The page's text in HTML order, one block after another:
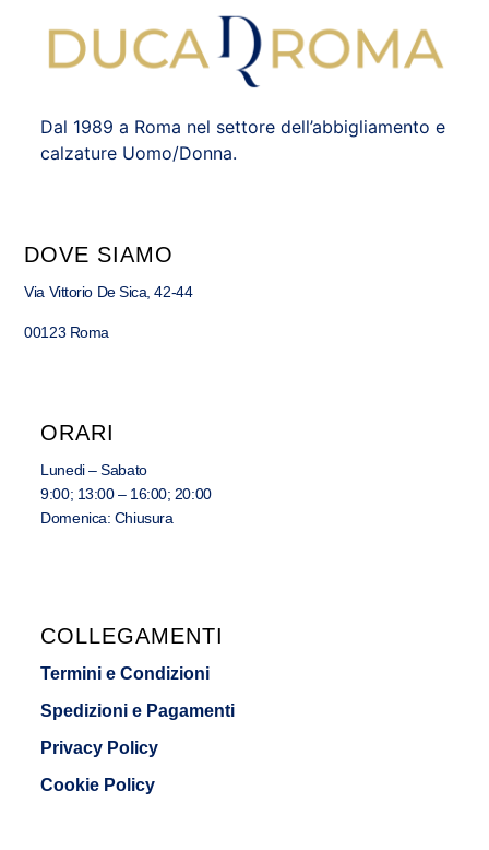
Dal 1989 a Roma nel settore dell’abbigliamento e
calzature Uomo/Donna.
DOVE SIAMO
Via Vittorio De Sica, 42-44
00123 Roma
ORARI
Lunedi – Sabato
9:00; 13:00 – 16:00; 20:00
Domenica: Chiusura
COLLEGAMENTI
Termini e Condizioni
Spedizioni e Pagamenti
Privacy Policy
Cookie Policy